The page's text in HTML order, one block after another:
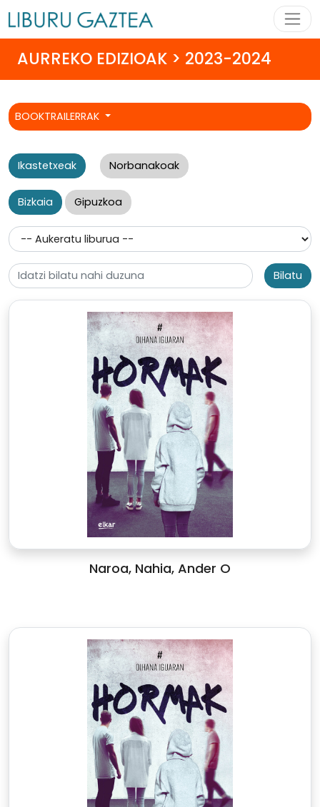
AURREKO EDIZIOAK > 2023-2024
BOOKTRAILERRAK
Ikastetxeak Norbanakoak
Bizkaia Gipuzkoa
Bilatu
Naroa, Nahia, Ander O